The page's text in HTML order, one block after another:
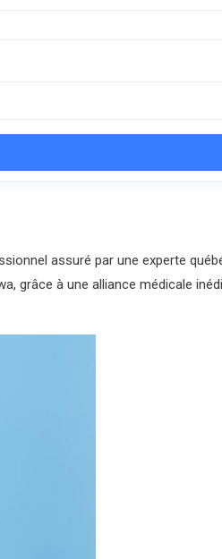
assuré par une experte
grâce à une alliance médicale